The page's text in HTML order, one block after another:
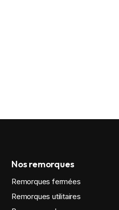
Nos remorques
Remorques fermées
Remorques utilitaires